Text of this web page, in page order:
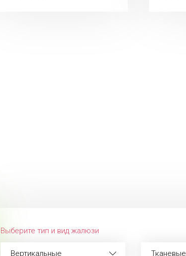
Выберите тип и вид жалюзи
Вертикальные Тканевые